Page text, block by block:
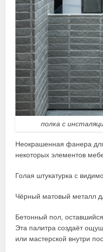
полка с
Неокрашенная фанера
некоторых элементов
Голая штукатурка с
Чёрный матовый металл
Бетонный пол,
Эта палитра создаёт
или мастерской внутри